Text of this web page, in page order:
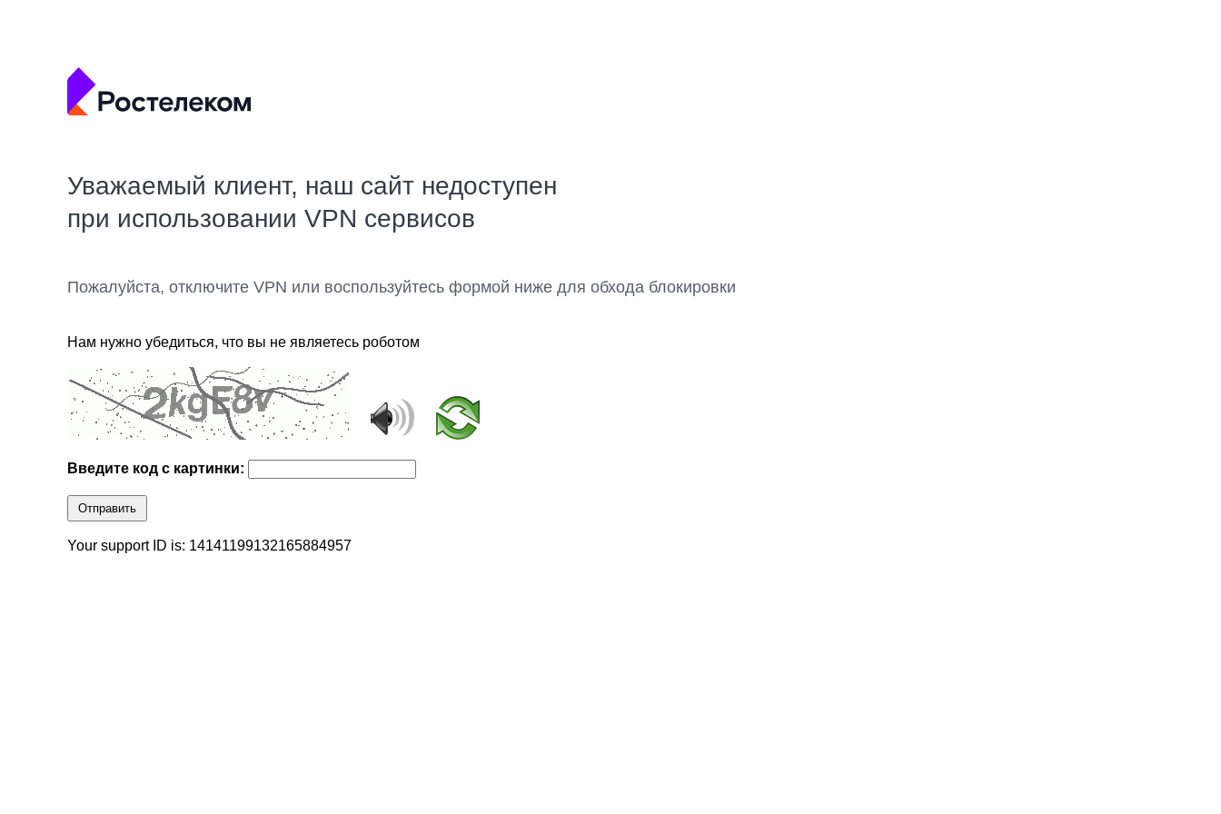
Уважаемый клиент, наш сайт недоступен
при использовании VPN сервисов
Пожалуйста, отключите VPN или воспользуйтесь формой ниже для обхода блокировки
Нам нужно убедиться, что вы не являетесь роботом
Введите код с картинки:
Отправить
Your support ID is: 14141199132165884957